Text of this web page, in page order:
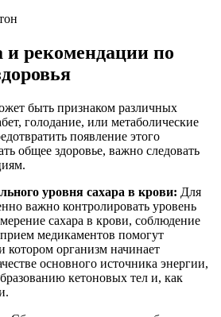
рекомендации по
быть признаком различных
голодание, или метаболические
появление этого
общее здоровье, важно следовать
уровня сахара в крови: Для
важно контролировать уровень
сахара в крови, соблюдение
медикаментов помогут
котором организм начинает
основного источника энергии,
кетоновых тел и, как